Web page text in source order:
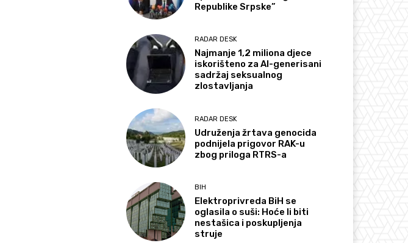
Republike Srpske”
RADAR DESK
Najmanje 1,2 miliona djece
iskorišteno za AI-generisani
sadržaj seksualnog
zlostavljanja
RADAR DESK
Udruženja žrtava genocida
podnijela prigovor RAK-u
zbog priloga RTRS-a
BIH
Elektroprivreda BiH se
oglasila o suši: Hoće li biti
nestašica i poskupljenja
struje